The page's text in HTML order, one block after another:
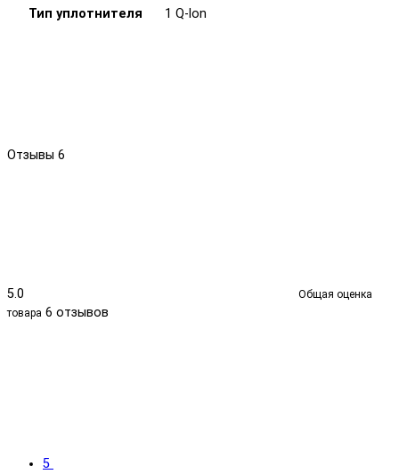
Тип уплотнителя
1 Q-lon
Отзывы 6
5.0
Общая оценка
товара 6 отзывов
5